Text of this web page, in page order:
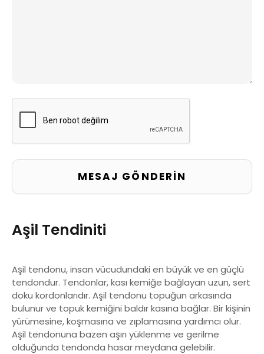
Aşil Tendiniti
Aşil tendonu, insan vücudundaki en büyük ve en güçlü
tendondur. Tendonlar, kası kemiğe bağlayan uzun, sert
doku kordonlarıdır. Aşil tendonu topuğun arkasında
bulunur ve topuk kemiğini baldır kasına bağlar. Bir kişinin
yürümesine, koşmasına ve zıplamasına yardımcı olur.
Aşil tendonuna bazen aşırı yüklenme ve gerilme
olduğunda tendonda hasar meydana gelebilir.